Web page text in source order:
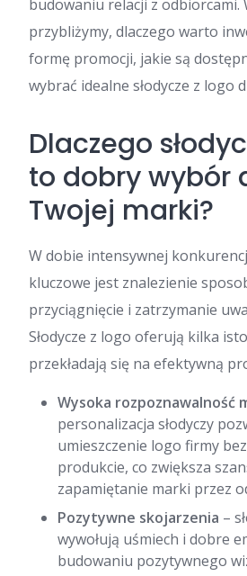
budowaniu relacji z odbiorcami.
przybliżymy, dlaczego warto
formę promocji, jakie są
wybrać idealne słodycze z logo
Dlaczego
to dobry wybór
Twojej marki?
W dobie intensywnej
kluczowe jest znalezienie
przyciągnięcie i zatrzymanie
Słodycze z logo oferują kilka
przekładają się na efektywną
Wysoka rozpoznawalność
personalizacja słodyczy
umieszczenie logo firmy
produkcie, co zwiększa
zapamiętanie marki przez
Pozytywne skojarzenia –
wywołują uśmiech i dobre
budowaniu pozytywnego